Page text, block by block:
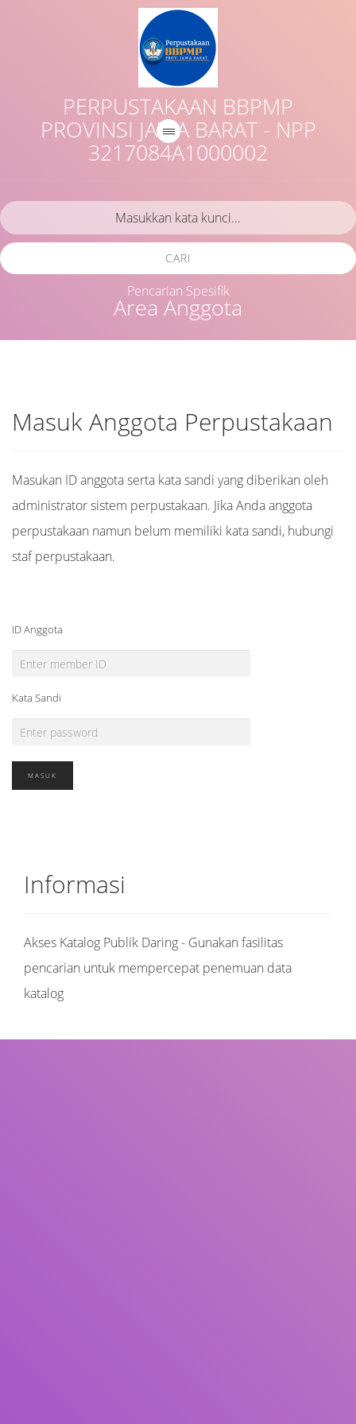
PERPUSTAKAAN BBPMP
PROVINSI JAWA BARAT - NPP
3217084A1000002
Area Anggota
CARI
Pencarian Spesifik
Masuk Anggota Perpustakaan
Masukan ID anggota serta kata sandi yang diberikan oleh
administrator sistem perpustakaan. Jika Anda anggota
perpustakaan namun belum memiliki kata sandi, hubungi
staf perpustakaan.
ID Anggota
Kata Sandi
Informasi
Akses Katalog Publik Daring - Gunakan fasilitas
pencarian untuk mempercepat penemuan data
katalog